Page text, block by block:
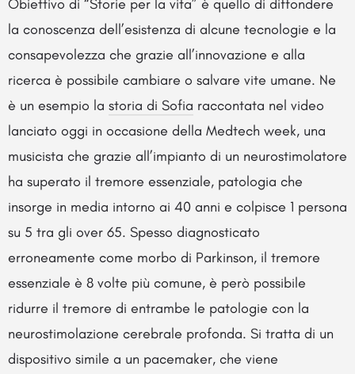
Obiettivo di “Storie per la vita” è quello di diffondere
la conoscenza dell’esistenza di alcune tecnologie e la
consapevolezza che grazie all’innovazione e alla
ricerca è possibile cambiare o salvare vite umane. Ne
è un esempio la storia di Sofia raccontata nel video
lanciato oggi in occasione della Medtech week, una
musicista che grazie all’impianto di un neurostimolatore
ha superato il tremore essenziale, patologia che
insorge in media intorno ai 40 anni e colpisce 1 persona
su 5 tra gli over 65. Spesso diagnosticato
erroneamente come morbo di Parkinson, il tremore
essenziale è 8 volte più comune, è però possibile
ridurre il tremore di entrambe le patologie con la
neurostimolazione cerebrale profonda. Si tratta di un
dispositivo simile a un pacemaker, che viene